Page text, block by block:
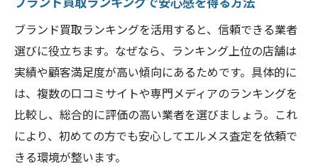
ブランド買取ランキングを活用すると、信頼できる業者
選びに役立ちます。なぜなら、ランキング上位の店舗は
実績や顧客満足度が高い傾向にあるためです。具体的に
は、複数の口コミサイトや専門メディアのランキングを
比較し、総合的に評価の高い業者を選びましょう。これ
により、初めての方でも安心してエルメス査定を依頼で
きる環境が整います。